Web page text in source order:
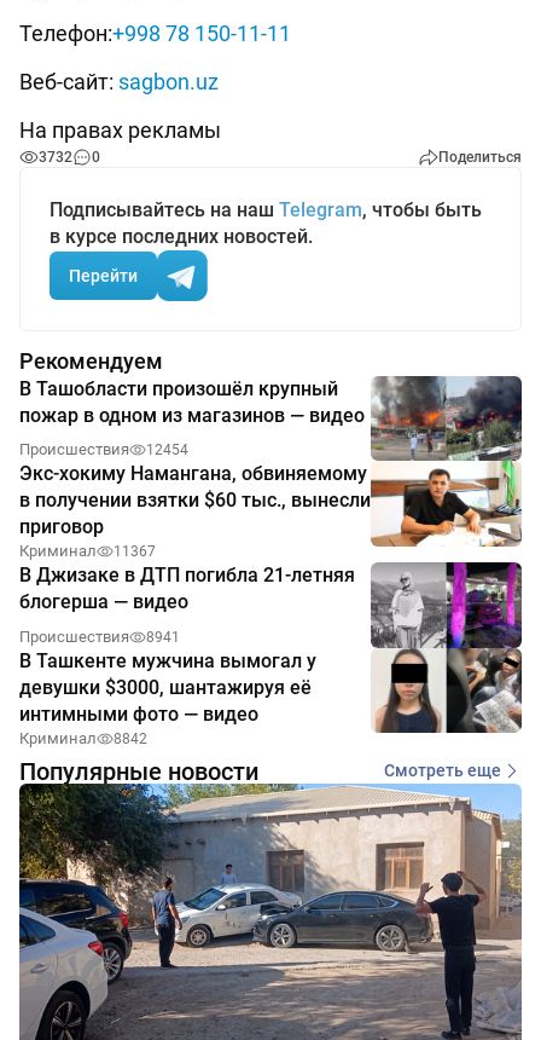
Телефон:+998 78 150-11-11
Веб-сайт: sagbon.uz
На правах рекламы
3732 0 Поделиться
Подписывайтесь на наш Telegram, чтобы быть
в курсе последних новостей.
Перейти
Рекомендуем
В Ташобласти произошёл крупный
пожар в одном из магазинов — видео
Происшествия 12454
Экс-хокиму Намангана, обвиняемому
в получении взятки $60 тыс., вынесли
приговор
Криминал 11367
В Джизаке в ДТП погибла 21-летняя
блогерша — видео
Происшествия 8941
В Ташкенте мужчина вымогал у
девушки $3000, шантажируя её
интимными фото — видео
Криминал 8842
Популярные новости Смотреть еще